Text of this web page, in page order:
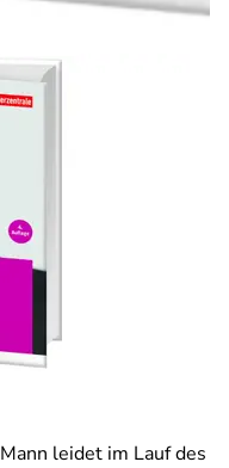
leidet im Lauf des